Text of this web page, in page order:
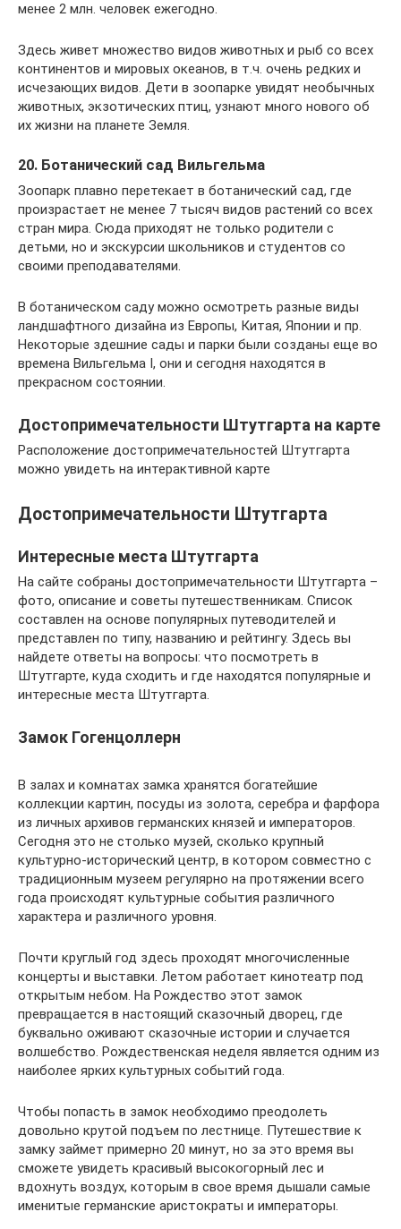
менее 2 млн. человек ежегодно.
Здесь живет множество видов животных и рыб со всех
континентов и мировых океанов, в т.ч. очень редких и
исчезающих видов. Дети в зоопарке увидят необычных
животных, экзотических птиц, узнают много нового об
их жизни на планете Земля.
20. Ботанический сад Вильгельма
Зоопарк плавно перетекает в ботанический сад, где
произрастает не менее 7 тысяч видов растений со всех
стран мира. Сюда приходят не только родители с
детьми, но и экскурсии школьников и студентов со
своими преподавателями.
В ботаническом саду можно осмотреть разные виды
ландшафтного дизайна из Европы, Китая, Японии и пр.
Некоторые здешние сады и парки были созданы еще во
времена Вильгельма I, они и сегодня находятся в
прекрасном состоянии.
Достопримечательности Штутгарта на карте
Расположение достопримечательностей Штутгарта
можно увидеть на интерактивной карте
Достопримечательности Штутгарта
Интересные места Штутгарта
На сайте собраны достопримечательности Штутгарта –
фото, описание и советы путешественникам. Список
составлен на основе популярных путеводителей и
представлен по типу, названию и рейтингу. Здесь вы
найдете ответы на вопросы: что посмотреть в
Штутгарте, куда сходить и где находятся популярные и
интересные места Штутгарта.
Замок Гогенцоллерн
В залах и комнатах замка хранятся богатейшие
коллекции картин, посуды из золота, серебра и фарфора
из личных архивов германских князей и императоров.
Сегодня это не столько музей, сколько крупный
культурно-исторический центр, в котором совместно с
традиционным музеем регулярно на протяжении всего
года происходят культурные события различного
характера и различного уровня.
Почти круглый год здесь проходят многочисленные
концерты и выставки. Летом работает кинотеатр под
открытым небом. На Рождество этот замок
превращается в настоящий сказочный дворец, где
буквально оживают сказочные истории и случается
волшебство. Рождественская неделя является одним из
наиболее ярких культурных событий года.
Чтобы попасть в замок необходимо преодолеть
довольно крутой подъем по лестнице. Путешествие к
замку займет примерно 20 минут, но за это время вы
сможете увидеть красивый высокогорный лес и
вдохнуть воздух, которым в свое время дышали самые
именитые германские аристократы и императоры.